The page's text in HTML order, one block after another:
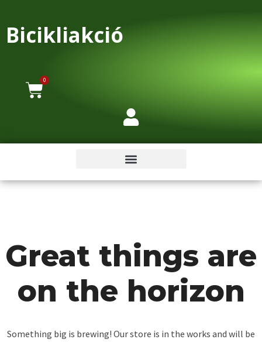
Bicikliakció
0
Great things are
on the horizon
Something big is brewing! Our store is in the works and will be